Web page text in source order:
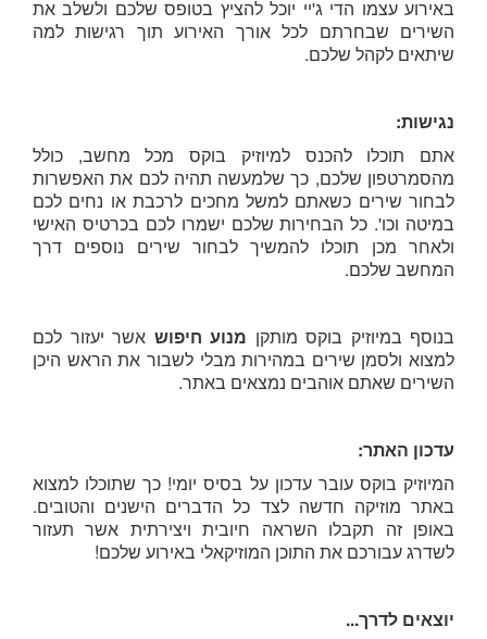
באירוע עצמו הדי ג'יי יוכל להציץ בטופס שלכם ולשלב את
השירים שבחרתם לכל אורך האירוע תוך רגישות למה
שיתאים לקהל שלכם.
נגישות:
אתם תוכלו להכנס למיוזיק בוקס מכל מחשב, כולל
מהסמרטפון שלכם, כך שלמעשה תהיה לכם את האפשרות
לבחור שירים כשאתם למשל מחכים לרכבת או נחים לכם
במיטה וכו'. כל הבחירות שלכם ישמרו לכם בכרטיס האישי
ולאחר מכן תוכלו להמשיך לבחור שירים נוספים דרך
המחשב שלכם.
בנוסף במיוזיק בוקס מותקן מנוע חיפושאשר יעזור לכם
למצוא ולסמן שירים במהירות מבלי לשבור את הראש היכן
השירים שאתם אוהבים נמצאים באתר.
עדכון האתר:
המיוזיק בוקס עובר עדכון על בסיס יומי! כך שתוכלו למצוא
באתר מוזיקה חדשה לצד כל הדברים הישנים והטובים.
באופן זה תקבלו השראה חיובית ויצירתית אשר תעזור
לשדרג עבורכם את התוכן המוזיקאלי באירוע שלכם!
יוצאים לדרך...